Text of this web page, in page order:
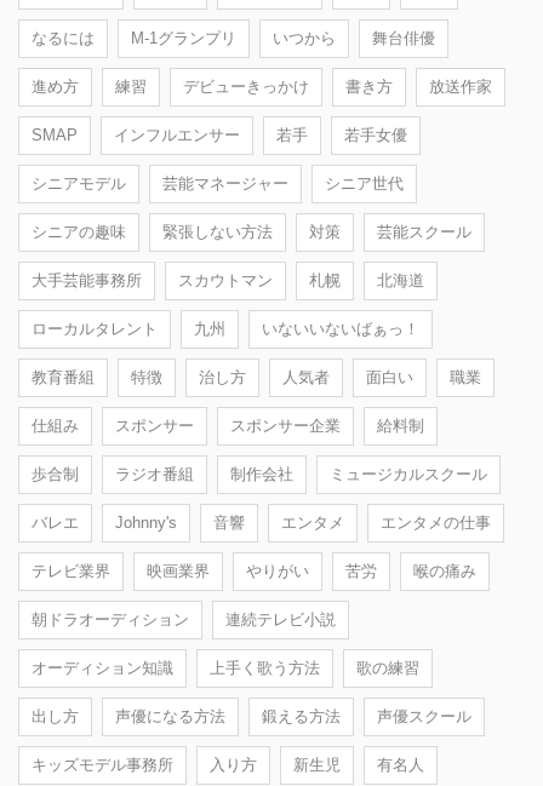
なるには M-1グランプリ いつから 舞台俳優
進め方 練習 デビューきっかけ 書き方 放送作家
SMAP インフルエンサー 若手 若手女優
シニアモデル 芸能マネージャー シニア世代
シニアの趣味 緊張しない方法 対策 芸能スクール
大手芸能事務所 スカウトマン 札幌 北海道
ローカルタレント 九州 いないいないばぁっ！
教育番組 特徴 治し方 人気者 面白い 職業
仕組み スポンサー スポンサー企業 給料制
歩合制 ラジオ番組 制作会社 ミュージカルスクール
バレエ Johnny's 音響 エンタメ エンタメの仕事
テレビ業界 映画業界 やりがい 苦労 喉の痛み
朝ドラオーディション 連続テレビ小説
オーディション知識 上手く歌う方法 歌の練習
出し方 声優になる方法 鍛える方法 声優スクール
キッズモデル事務所 入り方 新生児 有名人